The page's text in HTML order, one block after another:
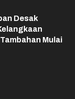
Desak
Mulai